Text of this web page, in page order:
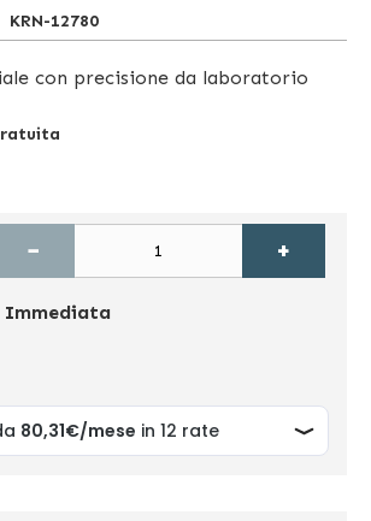
KRN-12780
con precisione da laboratorio
− +
Immediata